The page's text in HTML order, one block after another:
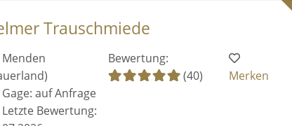
Trauschmiede
Menden
Gage: auf Anfrage
Bewertung:
Bewertung:
(40)
Merken